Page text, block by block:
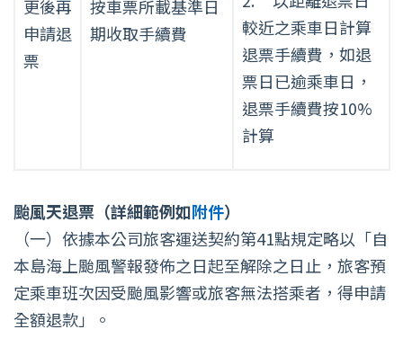
更後再
申請退
票
按車票所載基準日
期收取手續費
較近之乘車日計算
退票手續費，如退
票日已逾乘車日，
退票手續費按10%
計算
颱風天退票（詳細範例如附件）
（一）依據本公司旅客運送契約第41點規定略以「自
本島海上颱風警報發佈之日起至解除之日止，旅客預
定乘車班次因受颱風影響或旅客無法搭乘者，得申請
全額退款」。